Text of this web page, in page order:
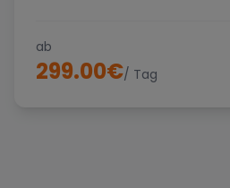
ab
299.00€/ Tag